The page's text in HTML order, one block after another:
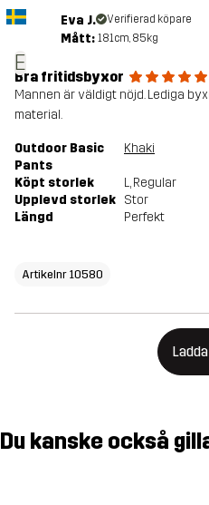
E
Eva J. Verifierad köpare
Mått: 181cm, 85kg
Bra fritidsbyxor
Mannen är väldigt nöjd. Lediga
material.
Outdoor Basic
Pants
Khaki
Köpt storlek L, Regular
Upplevd storlek Stor
Längd
Perfekt
Artikelnr 10580
Du kanske också